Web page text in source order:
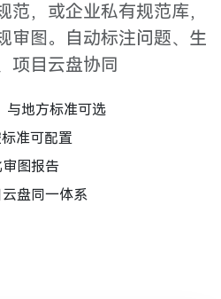
，或企业私有规范库，
审图。自动标注问题、生
项目云盘协同
与地方标准可选
准可配置
图报告
盘同一体系